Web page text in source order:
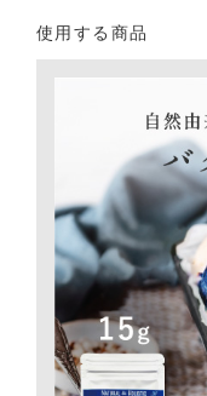
使用する商品